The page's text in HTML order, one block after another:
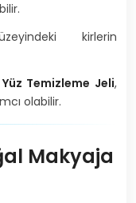
kirlerin
Temizleme Jeli,
olabilir.
Makyaja